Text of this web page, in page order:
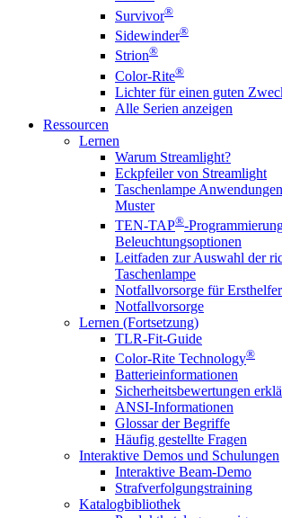
Survivor®
Sidewinder®
Strion®
Color-Rite®
Lichter für einen guten
Alle Serien anzeigen
Ressourcen
Lernen
Warum Streamlight?
Eckpfeiler von Streamlight
Taschenlampe
Muster
TEN-TAP®-
Beleuchtungsoptionen
Leitfaden zur Auswahl der
Taschenlampe
Notfallvorsorge für Ersthelfer
Notfallvorsorge
Lernen (Fortsetzung)
TLR-Fit-Guide
Color-Rite Technology®
Batterieinformationen
Sicherheitsbewertungen
ANSI-Informationen
Glossar der Begriffe
Häufig gestellte Fragen
Interaktive Demos und Schulungen
Interaktive Beam-Demo
Strafverfolgungstraining
Katalogbibliothek